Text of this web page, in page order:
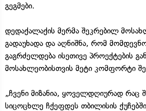
გეგმები.
დედაქალაქის მერმა შეკრებილ
გადაუხადა და აღნიშნა, რომ
გაგრძელდება ისეთივე პროექტების
მოსახლეობისთვის მეტი კომფორტი
„ჩვენი მიზანია, ყოველდღიურად რაც
სიცოცხლე ჩქეფდეს თბილისის